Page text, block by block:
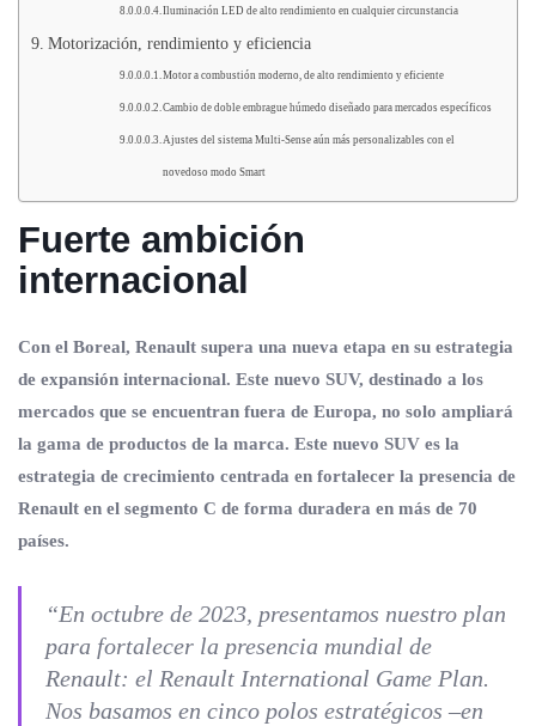
Iluminación LED de alto rendimiento en cualquier circunstancia
Motorización, rendimiento y eficiencia
Motor a combustión moderno, de alto rendimiento y eficiente
Cambio de doble embrague húmedo diseñado para mercados específicos
Ajustes del sistema Multi-Sense aún más personalizables con el
novedoso modo Smart
Fuerte ambición
internacional
Con el Boreal, Renault supera una nueva etapa en su estrategia
de expansión internacional. Este nuevo SUV, destinado a los
mercados que se encuentran fuera de Europa, no solo ampliará
la gama de productos de la marca. Este nuevo SUV es la
estrategia de crecimiento centrada en fortalecer la presencia de
Renault en el segmento C de forma duradera en más de 70
países.
“En octubre de 2023, presentamos nuestro plan
para fortalecer la presencia mundial de
Renault: el Renault International Game Plan.
Nos basamos en cinco polos estratégicos –en